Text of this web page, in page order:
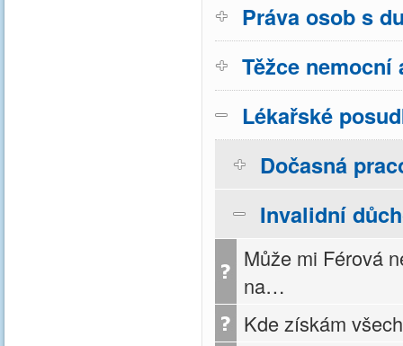
Práva osob s
Těžce
Lékařské
Dočasná
Invalidní
Může mi Férová
na…
Kde získám